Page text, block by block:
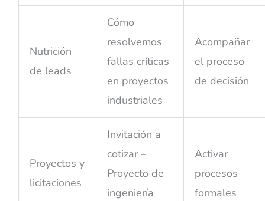
Nutrición
de leads
Cómo
resolvemos
fallas críticas
en proyectos
industriales
Acompañar
el proceso
de decisión
Proyectos y
licitaciones
Invitación a
cotizar –
Proyecto de
ingeniería
Activar
procesos
formales